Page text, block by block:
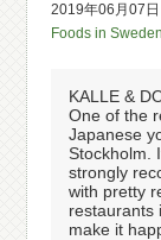
2019年06月07
Foods in Sweden
KALLE &
One of the
Japanese
Stockholm.
strongly
with pretty
restaurants
make it